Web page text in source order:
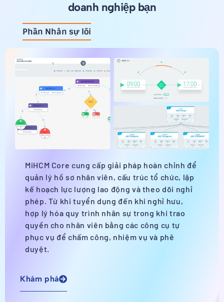
doanh nghiệp bạn
Phần Nhân sự lõi
MiHCM Core cung cấp giải pháp hoàn chỉnh để
quản lý hồ sơ nhân viên, cấu trúc tổ chức, lập
kế hoạch lực lượng lao động và theo dõi nghỉ
phép. Từ khi tuyển dụng đến khi nghỉ hưu,
hợp lý hóa quy trình nhân sự trong khi trao
quyền cho nhân viên bằng các công cụ tự
phục vụ để chấm công, nhiệm vụ và phê
duyệt.
Khám phá